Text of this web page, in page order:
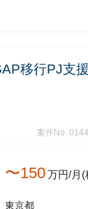
に、現状のIFRS
移行PJ支
案件No.
〜150万円/月(
東京都